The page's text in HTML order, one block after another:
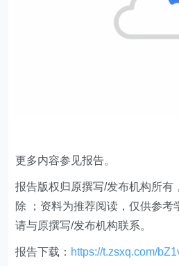
更多内容参见报告。
报告版权归原撰写/发布机构所有
除 ；资料为推荐阅读，仅供参考
请与原撰写/发布机构联系。
报告下载： https://t.zsxq.com/